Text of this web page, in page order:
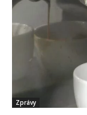
Zprávy